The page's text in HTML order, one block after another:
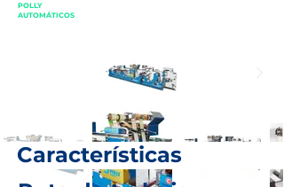
POLLY
AUTOMÁTICOS
Características